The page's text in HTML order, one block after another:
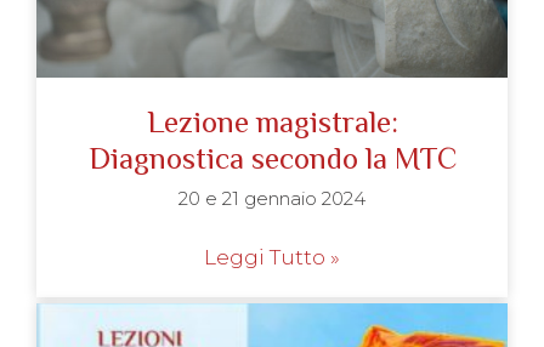
Lezione magistrale:
Diagnostica secondo la MTC
20 e 21 gennaio 2024
Leggi Tutto »